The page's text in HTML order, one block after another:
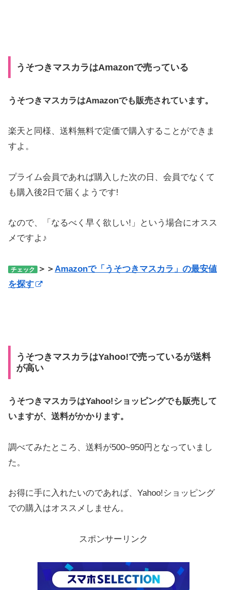
うそつきマスカラはAmazonで売っている
うそつきマスカラはAmazonでも販売されています。
楽天と同様、送料無料で定価で購入することができま
すよ。
プライム会員であれば購入した次の日、会員でなくて
も購入後2日で届くようです!
なので、「なるべく早く欲しい!」という場合にオスス
メですよ♪
チェック ＞＞Amazonで「うそつきマスカラ」の最安値
を探す
うそつきマスカラはYahoo!で売っているが送料
が高い
うそつきマスカラはYahoo!ショッピングでも販売して
いますが、送料がかかります。
調べてみたところ、送料が500~950円となっていまし
た。
お得に手に入れたいのであれば、Yahoo!ショッピング
での購入はオススメしません。
スポンサーリンク